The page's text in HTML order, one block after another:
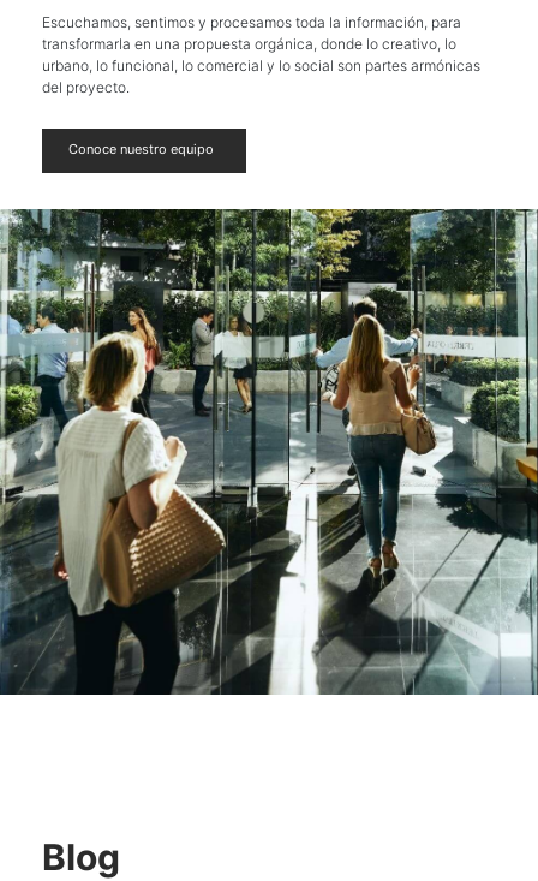
Escuchamos, sentimos y procesamos toda la información, para
transformarla en una propuesta orgánica, donde lo creativo, lo
urbano, lo funcional, lo comercial y lo social son partes armónicas
del proyecto.
Conoce nuestro equipo
Blog